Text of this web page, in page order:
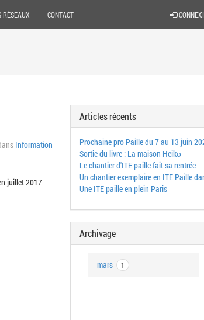
RÉSEAUX CONTACT
Information
juillet 2017
Articles récents
Prochaine pro Paille du 7 au 13 juin
Sortie du livre : La maison Heikō
Le chantier d'ITE paille fait sa rentrée
Un chantier exemplaire en ITE Paille
Une ITE paille en plein Paris
Archivage
mars 1